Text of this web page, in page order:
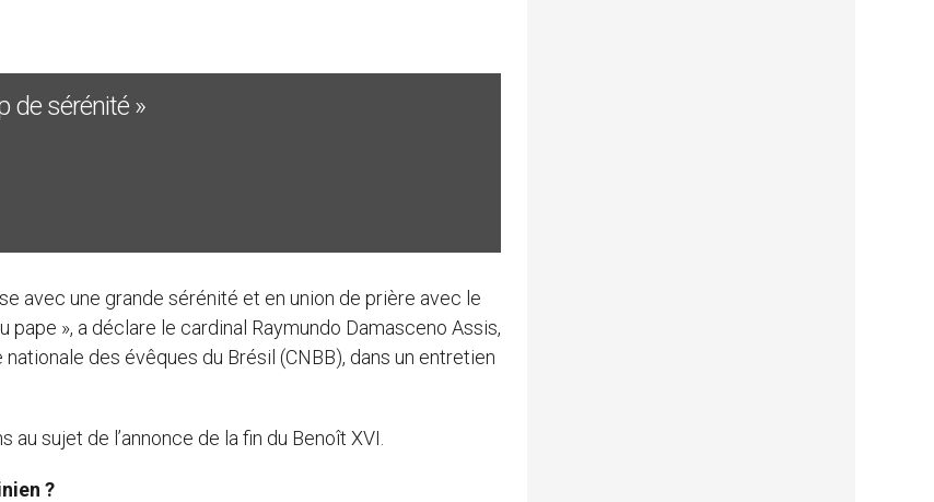
de sérénité »
avec une grande sérénité et en union de prière avec le
», a déclare le cardinal Raymundo Damasceno Assis,
des évêques du Brésil (CNBB), dans un entretien
sujet de l’annonce de la fin du Benoît XVI.
?